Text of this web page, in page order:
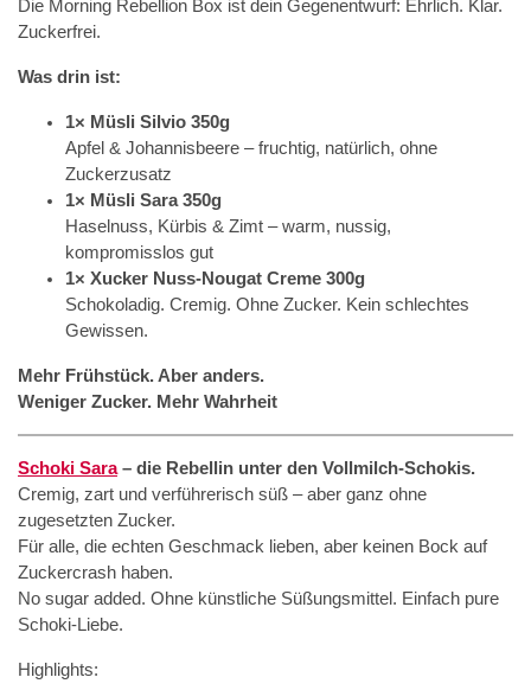
Die Morning Rebellion Box ist dein Gegenentwurf: Ehrlich. Klar.
Zuckerfrei.
Was drin ist:
1× Müsli Silvio 350g
Apfel & Johannisbeere – fruchtig, natürlich, ohne
Zuckerzusatz
1× Müsli Sara 350g
Haselnuss, Kürbis & Zimt – warm, nussig,
kompromisslos gut
1× Xucker Nuss-Nougat Creme 300g
Schokoladig. Cremig. Ohne Zucker. Kein schlechtes
Gewissen.
Mehr Frühstück. Aber anders.
Weniger Zucker. Mehr Wahrheit
Schoki Sara– die Rebellin unter den Vollmilch-Schokis.
Cremig, zart und verführerisch süß – aber ganz ohne
zugesetzten Zucker.
Für alle, die echten Geschmack lieben, aber keinen Bock auf
Zuckercrash haben.
No sugar added. Ohne künstliche Süßungsmittel. Einfach pure
Schoki-Liebe.
Highlights: